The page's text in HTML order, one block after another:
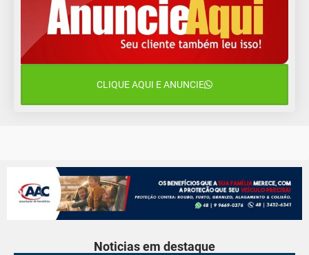
14 de agosto
Sexta-Feira
CLIQUE AQUI E ANUNCIE
Noticias em destaque